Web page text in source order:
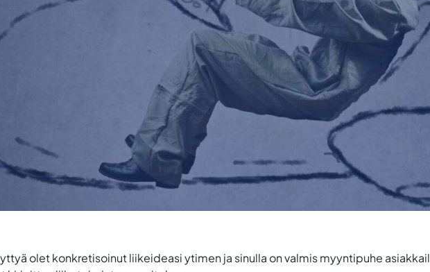
olet konkretisoinut liikeideasi ytimen ja sinulla on valmis myyntipuhe